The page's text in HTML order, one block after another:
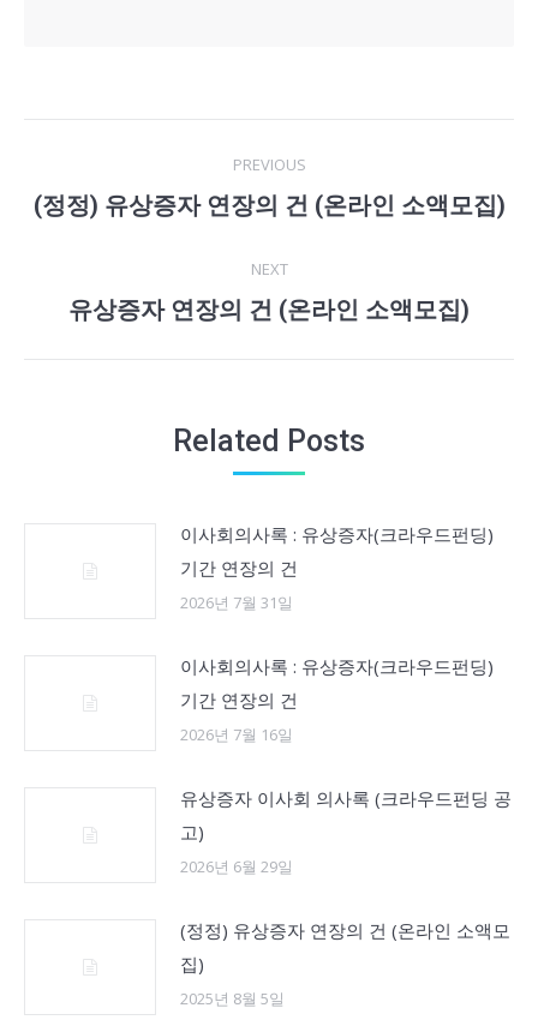
navigation
PREVIOUS
Previous
(정정) 유상증자 연장의 건 (온라인 소액모집)
NEXT
Next
유상증자 연장의 건 (온라인 소액모집)
Related Posts
이사회의사록 : 유상증자(크라우드펀딩)
기간 연장의 건
2026년 7월 31일
이사회의사록 : 유상증자(크라우드펀딩)
기간 연장의 건
2026년 7월 16일
유상증자 이사회 의사록 (크라우드펀딩 공
고)
2026년 6월 29일
(정정) 유상증자 연장의 건 (온라인 소액모
집)
2025년 8월 5일